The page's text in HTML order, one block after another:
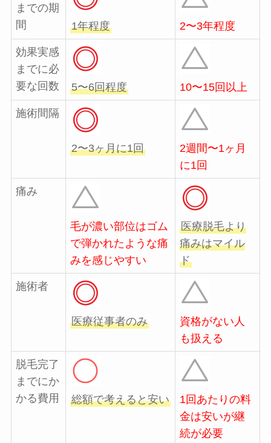
までの期
間
1年程度 2〜3年程度
効果実感
までに必
要な回数
5〜6回程度 10〜15回以上
施術間隔
2〜3ヶ月に1回
2週間〜1ヶ月
に1回
痛み
毛が濃い部位はゴム
で弾かれたような痛
みを感じやすい
医療脱毛より
痛みはマイル
ド
施術者
医療従事者のみ
資格がない人
も扱える
脱毛完了
までにか
かる費用
総額で考えると安い
1回あたりの料
金は安いが継
続が必要